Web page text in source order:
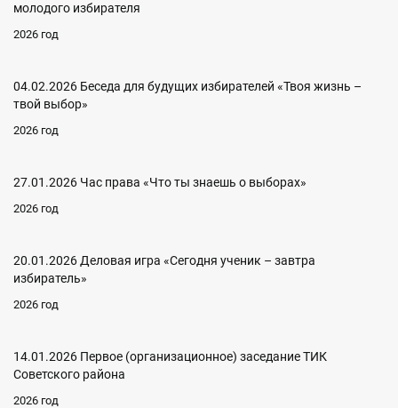
молодого избирателя
2026 год
04.02.2026 Беседа для будущих избирателей «Твоя жизнь –
твой выбор»
2026 год
27.01.2026 Час права «Что ты знаешь о выборах»
2026 год
20.01.2026 Деловая игра «Сегодня ученик – завтра
избиратель»
2026 год
14.01.2026 Первое (организационное) заседание ТИК
Советского района
2026 год